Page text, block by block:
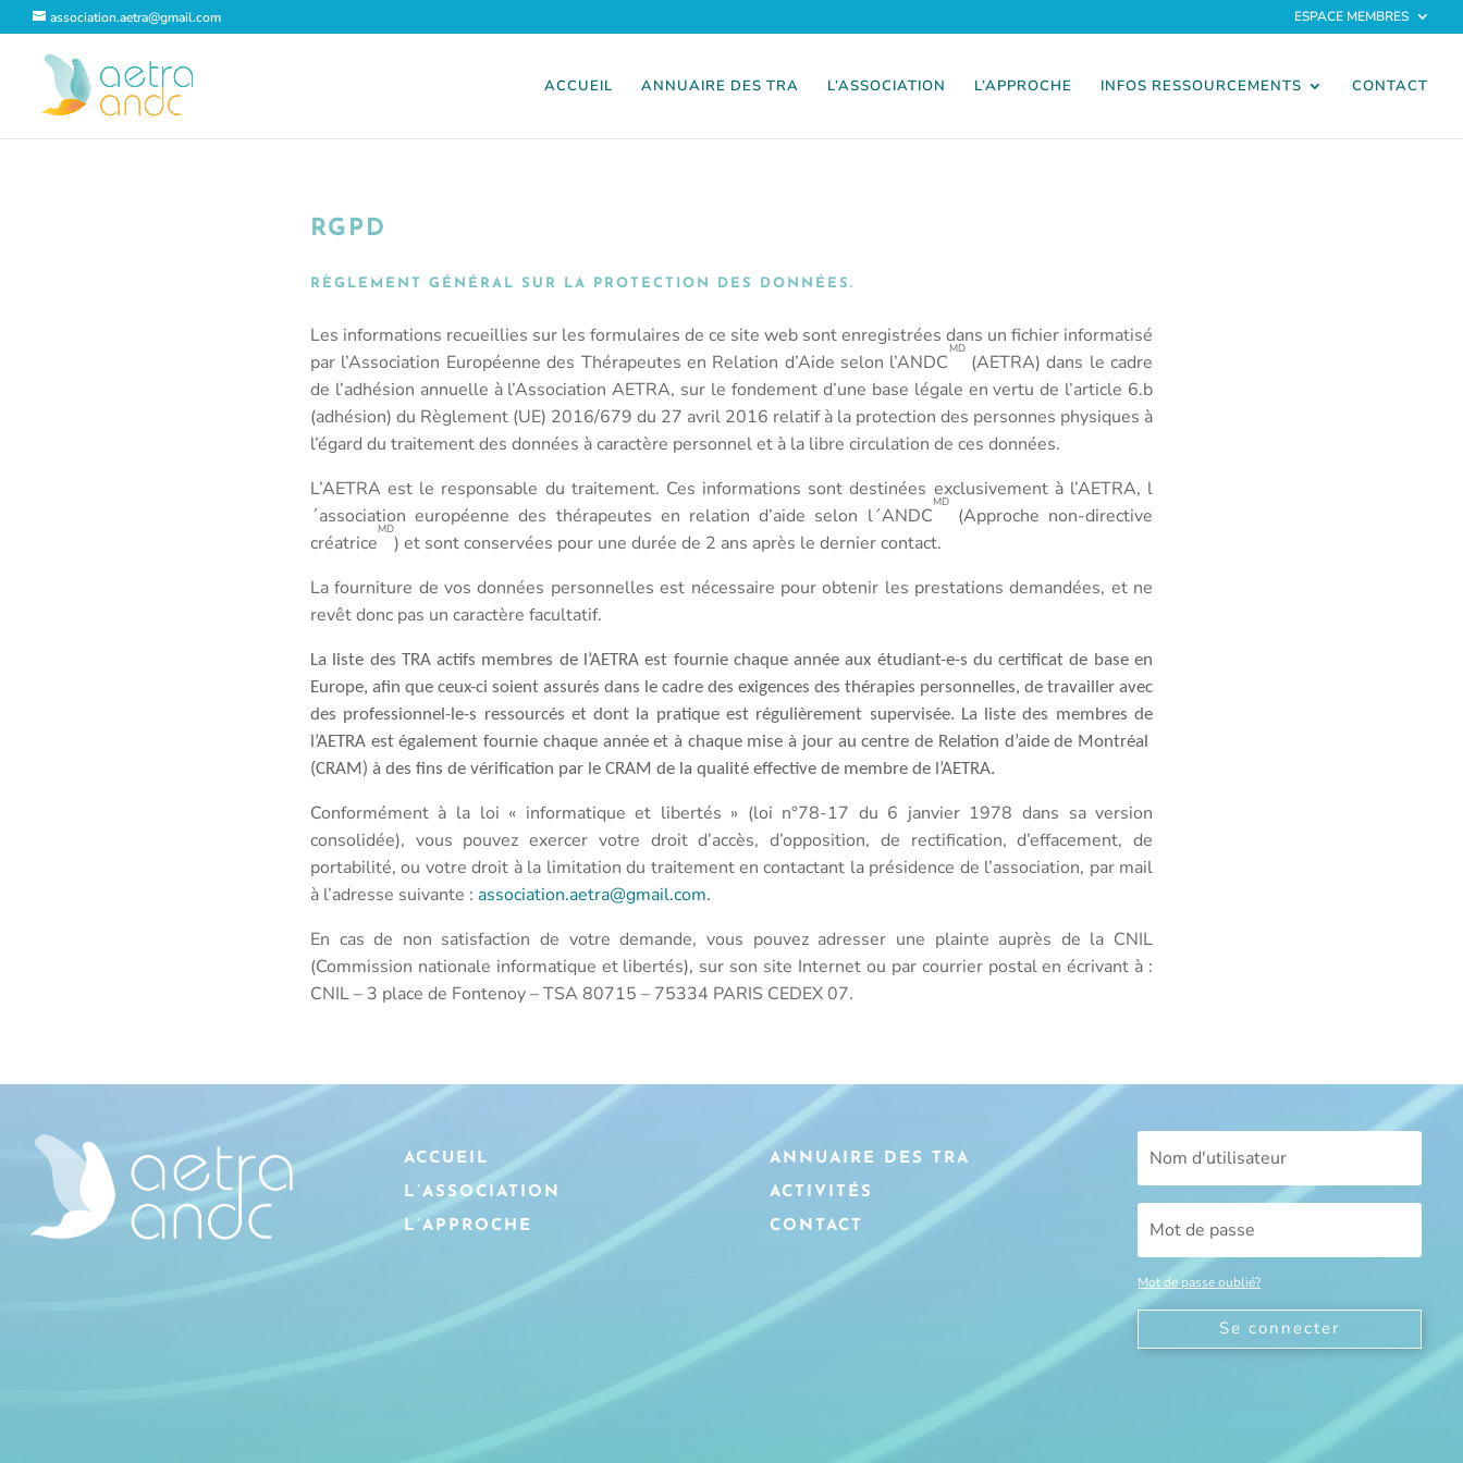
association.aetra@gmail.com ESPACE MEMBRES
ACCUEIL ANNUAIRE DES TRA L’ASSOCIATION L’APPROCHE INFOS RESSOURCEMENTS CONTACT
RGPD
RÈGLEMENT GÉNÉRAL SUR LA PROTECTION DES DONNÉES.
Les informations recueillies sur les formulaires de ce site web sont enregistrées dans un fichier informatisé
par l’Association Européenne des Thérapeutes en Relation d’Aide selon l’ANDC
MD
(AETRA) dans le cadre
de l’adhésion annuelle à l’Association AETRA, sur le fondement d’une base légale en vertu de l’article 6.b
(adhésion) du Règlement (UE) 2016/679 du 27 avril 2016 relatif à la protection des personnes physiques à
l’égard du traitement des données à caractère personnel et à la libre circulation de ces données.
L’AETRA est le responsable du traitement. Ces informations sont destinées exclusivement à l’AETRA, l
´association européenne des thérapeutes en relation d’aide selon l´ANDC
MD
(Approche non-directive
créatrice
MD
) et sont conservées pour une durée de 2 ans après le dernier contact.
La fourniture de vos données personnelles est nécessaire pour obtenir les prestations demandées, et ne
revêt donc pas un caractère facultatif.
La liste des TRA actifs membres de l’AETRA est fournie chaque année aux étudiant-e-s du certificat de base en
Europe, afin que ceux-ci soient assurés dans le cadre des exigences des thérapies personnelles, de travailler avec
des professionnel-le-s ressourcés et dont la pratique est régulièrement supervisée. La liste des membres de
l’AETRA est également fournie chaque année et à chaque mise à jour au centre de Relation d’aide de Montréal
(CRAM) à des fins de vérification par le CRAM de la qualité effective de membre de l’AETRA.
Conformément à la loi « informatique et libertés » (loi n°78-17 du 6 janvier 1978 dans sa version
consolidée), vous pouvez exercer votre droit d’accès, d’opposition, de rectification, d’effacement, de
portabilité, ou votre droit à la limitation du traitement en contactant la présidence de l’association, par mail
à l’adresse suivante : association.aetra@gmail.com.
En cas de non satisfaction de votre demande, vous pouvez adresser une plainte auprès de la CNIL
(Commission nationale informatique et libertés), sur son site Internet ou par courrier postal en écrivant à :
CNIL – 3 place de Fontenoy – TSA 80715 – 75334 PARIS CEDEX 07.
ACCUEIL
L’ASSOCIATION
L’APPROCHE
ANNUAIRE DES TRA
ACTIVITÉS
CONTACT
Mot de passe oublié?
Se connecter